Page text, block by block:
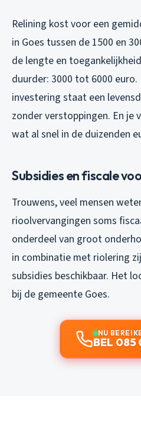
Relining kost voor een
in Goes tussen de 1500 en
de lengte en
duurder: 3000 tot 6000
investering staat een
zonder verstoppingen. En je
wat al snel in de duizenden
Subsidies en fiscale
Trouwens, veel mensen
rioolvervangingen soms
onderdeel van groot
in combinatie met riolering
subsidies beschikbaar. Het
bij de gemeente Goes.
NU
BEL 085